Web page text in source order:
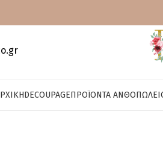
DECOUPAGEΠΡΟΪΌΝΤΑ